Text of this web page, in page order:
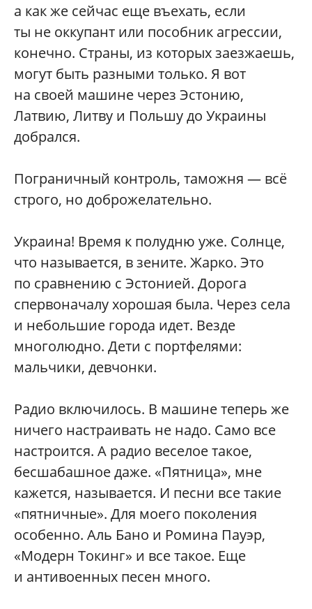
а как же сейчас еще въехать, если
ты не оккупант или пособник агрессии,
конечно. Страны, из которых заезжаешь,
могут быть разными только. Я вот
на своей машине через Эстонию,
Латвию, Литву и Польшу до Украины
добрался.
Пограничный контроль, таможня — всё
строго, но доброжелательно.
Украина! Время к полудню уже. Солнце,
что называется, в зените. Жарко. Это
по сравнению с Эстонией. Дорога
спервоначалу хорошая была. Через села
и небольшие города идет. Везде
многолюдно. Дети с портфелями:
мальчики, девчонки.
Радио включилось. В машине теперь же
ничего настраивать не надо. Само все
настроится. А радио веселое такое,
бесшабашное даже. «Пятница», мне
кажется, называется. И песни все такие
«пятничные». Для моего поколения
особенно. Аль Бано и Ромина Пауэр,
«Модерн Токинг» и все такое. Еще
и антивоенных песен много.